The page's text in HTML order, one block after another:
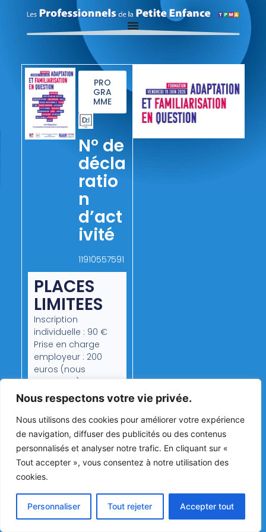
Nous respectons votre vie privée.
Nous utilisons des cookies pour améliorer votre expérience
de navigation, diffuser des publicités ou des contenus
personnalisés et analyser notre trafic. En cliquant sur «
Tout accepter », vous consentez à notre utilisation des
cookies.
Personnaliser Tout rejeter Accepter tout
PRO
GRA
MME
N° de
décla
ratio
n
d’act
ivité
11910557591
PLACES
LIMITEES
Inscription
individuelle : 90 €
Prise en charge
employeur : 200
euros (nous
contacter)
S'INSCRIRE
Copyright © TPMA 2025 Tous droits réservés.Mentions légales
Réalisation IPT